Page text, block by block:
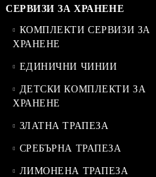
СЕРВИЗИ ЗА ХРАНЕНЕ
КОМПЛЕКТИ СЕРВИЗИ ЗА
ХРАНЕНЕ
ЕДИНИЧНИ ЧИНИИ
ДЕТСКИ КОМПЛЕКТИ ЗА
ХРАНЕНЕ
ЗЛАТНА ТРАПЕЗА
СРЕБЪРНА ТРАПЕЗА
ЛИМОНЕНА ТРАПЕЗА